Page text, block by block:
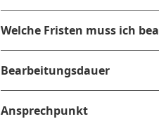
Welche Fristen muss ich
Bearbeitungsdauer
Ansprechpunkt